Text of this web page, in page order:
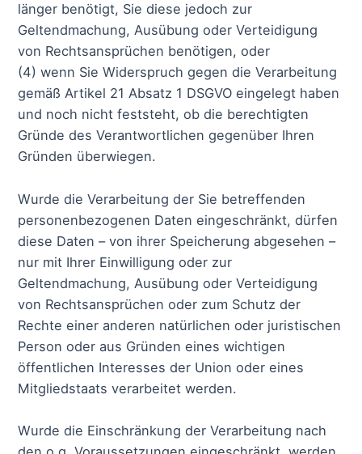
länger benötigt, Sie diese jedoch zur
Geltendmachung, Ausübung oder Verteidigung
von Rechtsansprüchen benötigen, oder
(4) wenn Sie Widerspruch gegen die Verarbeitung
gemäß Artikel 21 Absatz 1 DSGVO eingelegt haben
und noch nicht feststeht, ob die berechtigten
Gründe des Verantwortlichen gegenüber Ihren
Gründen überwiegen.
Wurde die Verarbeitung der Sie betreffenden
personenbezogenen Daten eingeschränkt, dürfen
diese Daten – von ihrer Speicherung abgesehen –
nur mit Ihrer Einwilligung oder zur
Geltendmachung, Ausübung oder Verteidigung
von Rechtsansprüchen oder zum Schutz der
Rechte einer anderen natürlichen oder juristischen
Person oder aus Gründen eines wichtigen
öffentlichen Interesses der Union oder eines
Mitgliedstaats verarbeitet werden.
Wurde die Einschränkung der Verarbeitung nach